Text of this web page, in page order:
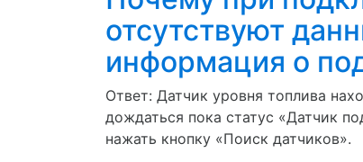
отсутствуют
информация о
Ответ: Датчик уровня топлива
дождаться пока статус «Датчик
нажать кнопку «Поиск датчиков».